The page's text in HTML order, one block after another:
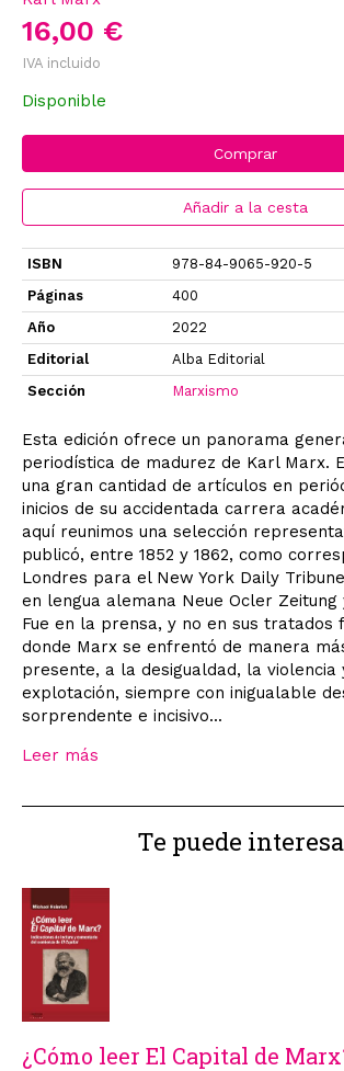
16,00 €
IVA incluido
Disponible
Comprar
Añadir a la cesta
ISBN
978-84-9065-920-5
Páginas
400
Año
2022
Editorial
Alba Editorial
Sección
Marxismo
Esta edición ofrece un panorama
periodística de madurez de Karl Marx.
una gran cantidad de artículos en
inicios de su accidentada carrera
aquí reunimos una selección
publicó, entre 1852 y 1862, como
Londres para el New York Daily
en lengua alemana Neue Ocler Zeitung
Fue en la prensa, y no en sus tratados
donde Marx se enfrentó de manera
presente, a la desigualdad, la violencia
explotación, siempre con inigualable
sorprendente e incisivo...
Leer más
Te puede
¿Cómo leer El Capital de